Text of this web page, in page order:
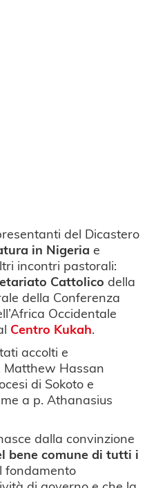
del Dicastero
in Nigeria e
incontri pastorali:
Cattolico della
della Conferenza
Occidentale
Centro Kukah.
accolti e
Matthew Hassan
di Sokoto e
a p. Athanasius
dalla convinzione
bene comune di tutti i
fondamento